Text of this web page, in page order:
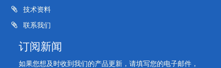
技术资料
联系我们
订阅新闻
如果您想及时收到我们的产品更新，请填写您的电子邮件，